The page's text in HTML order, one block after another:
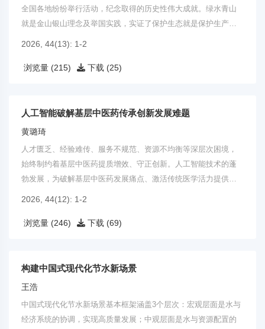
全国各地纷纷举行活动，纪念取得的历史性伟大成就。绿水青山
就是金山银山理念及举国实践，实证了保护生态就是保护生产
2026, 44(13): 1-2
浏览量 (215) 下载 (25)
人工智能破解基层中医药传承创新发展难题
黄璐琦
人才匮乏、经验难传、服务不规范、资源不均衡等深层次困境，
始终制约着基层中医药提质增效、守正创新。人工智能技术的蓬
勃发展，为破解基层中医药发展痛点、激活传统医学活力提供了
2026, 44(12): 1-2
浏览量 (246) 下载 (69)
构建中国式现代化节水新场景
王浩
中国式现代化节水新场景基本框架涵盖3个层次：宏观层面是水与
经济系统的协调，实现高质量发展；中观层面是水与资源配置的